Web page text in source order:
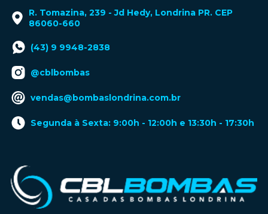
R. Tomazina, 239 - Jd Hedy, Londrina PR. CEP
86060-660
(43) 9 9948-2838
@cblbombas
vendas@bombaslondrina.com.br
Segunda à Sexta: 9:00h - 12:00h e 13:30h - 17:30h